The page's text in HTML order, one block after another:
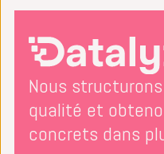
Nous
qualité et
concrets dans